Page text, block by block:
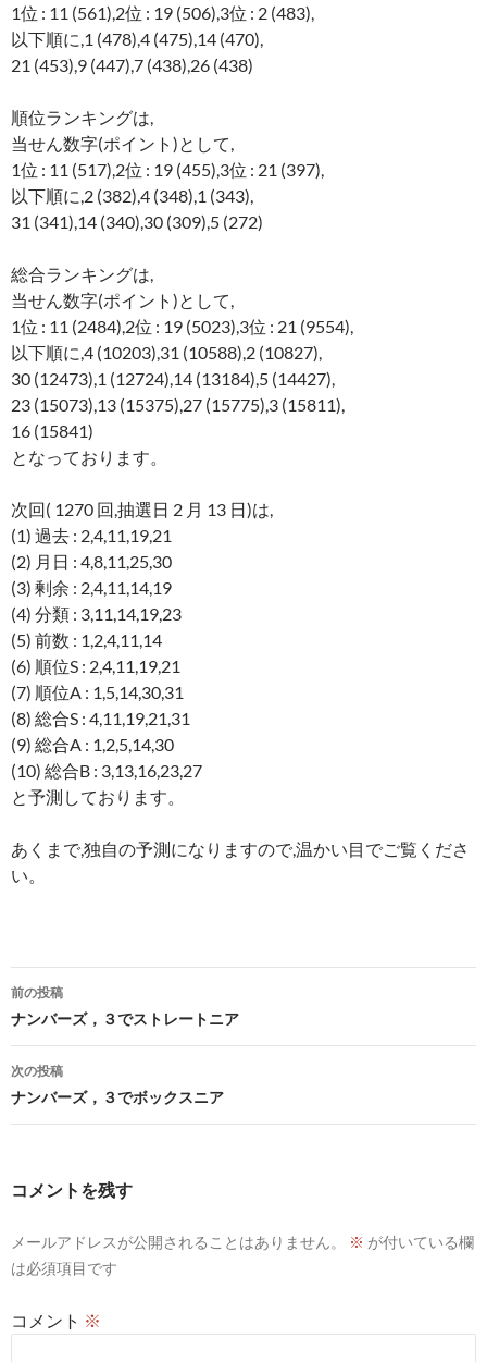
1位 : 11 (561),2位 : 19 (506),3位 : 2 (483),
以下順に,1 (478),4 (475),14 (470),
21 (453),9 (447),7 (438),26 (438)
順位ランキングは,
当せん数字(ポイント)として,
1位 : 11 (517),2位 : 19 (455),3位 : 21 (397),
以下順に,2 (382),4 (348),1 (343),
31 (341),14 (340),30 (309),5 (272)
総合ランキングは,
当せん数字(ポイント)として,
1位 : 11 (2484),2位 : 19 (5023),3位 : 21 (9554),
以下順に,4 (10203),31 (10588),2 (10827),
30 (12473),1 (12724),14 (13184),5 (14427),
23 (15073),13 (15375),27 (15775),3 (15811),
16 (15841)
となっております。
次回( 1270 回,抽選日 2 月 13 日)は,
(1) 過去 : 2,4,11,19,21
(2) 月日 : 4,8,11,25,30
(3) 剰余 : 2,4,11,14,19
(4) 分類 : 3,11,14,19,23
(5) 前数 : 1,2,4,11,14
(6) 順位S : 2,4,11,19,21
(7) 順位A : 1,5,14,30,31
(8) 総合S : 4,11,19,21,31
(9) 総合A : 1,2,5,14,30
(10) 総合B : 3,13,16,23,27
と予測しております。
あくまで,独自の予測になりますので,温かい目でご覧くださ
い。
投
稿
ナ
ビ
ゲ
ョ
前の投稿
ナンバーズ，３でストレートニア
次の投稿
ナンバーズ，３でボックスニア
コメントを残す
メールアドレスが公開されることはありません。 ※ が付いている欄
は必須項目です
コメント ※